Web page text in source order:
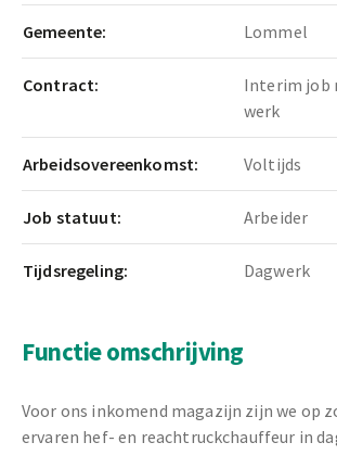
Gemeente: Lommel
Contract:
Interim job
werk
Arbeidsovereenkomst: Voltijds
Job statuut: Arbeider
Tijdsregeling: Dagwerk
Functie omschrijving
Voor ons inkomend magazijn zijn we op
ervaren hef- en reachtruckchauffeur in